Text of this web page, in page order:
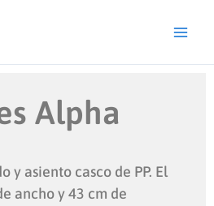
Alpha
y asiento casco de PP. El
ancho y 43 cm de